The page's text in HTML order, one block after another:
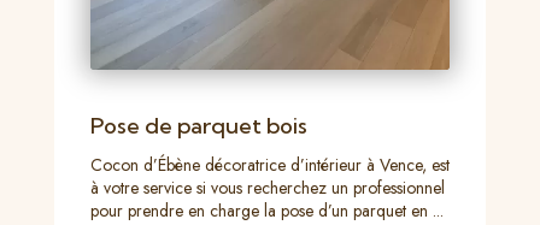
Pose de parquet bois
Cocon d’Ébène décoratrice d’intérieur à Vence, est
à votre service si vous recherchez un professionnel
pour prendre en charge la pose d’un parquet en ...